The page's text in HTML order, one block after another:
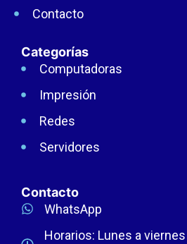
Contacto
Categorías
Computadoras
Impresión
Redes
Servidores
Contacto
WhatsApp
Horarios: Lunes a